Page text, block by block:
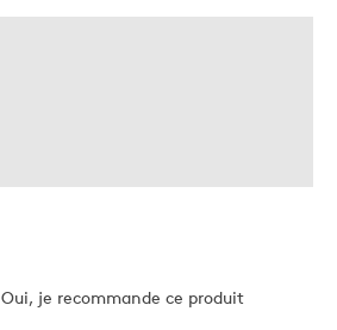
Oui, je recommande ce produit